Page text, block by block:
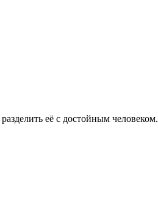
её с достойным человеком.